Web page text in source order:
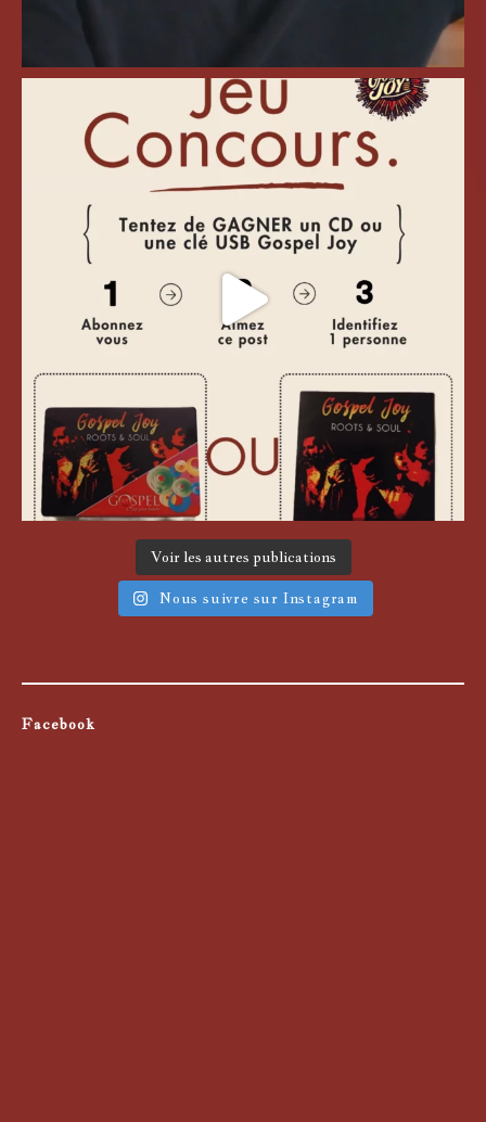
Voir les autres publications
Nous suivre sur Instagram
Facebook